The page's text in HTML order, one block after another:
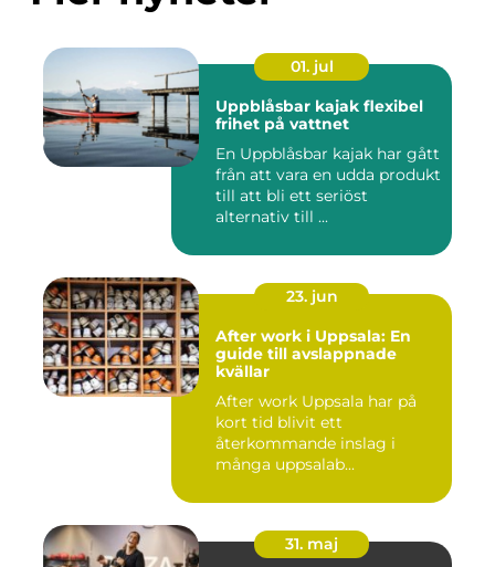
01. jul
Uppblåsbar kajak flexibel
frihet på vattnet
En Uppblåsbar kajak har gått
från att vara en udda produkt
till att bli ett seriöst
alternativ till ...
23. jun
After work i Uppsala: En
guide till avslappnade
kvällar
After work Uppsala har på
kort tid blivit ett
återkommande inslag i
många uppsalab...
31. maj